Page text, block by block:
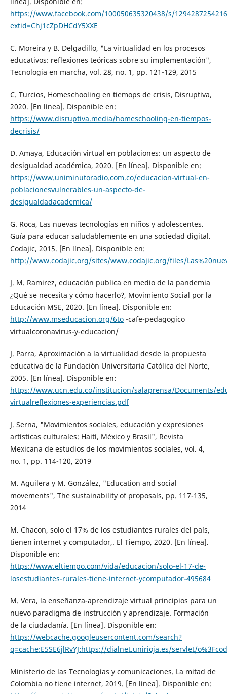
https://www.facebook.com/100050635320438/s/
extid=Chj1cZpDHCdY5XXE
C. Moreira y B. Delgadillo, "La virtualidad en los procesos
educativos: reflexiones teóricas sobre su implementación",
Tecnologia en marcha, vol. 28, no. 1, pp. 121-129, 2015
C. Turcios, Homeschooling en tiemops de crisis, Disruptiva,
2020. [En línea]. Disponible en:
https://www.disruptiva.media/homeschooling-en-tiempos-
decrisis/
D. Amaya, Educación virtual en poblaciones: un aspecto de
desigualdad académica, 2020. [En línea]. Disponible en:
https://www.uniminutoradio.com.co/educacion-virtual-en-
poblacionesvulnerables-un-aspecto-de-
desigualdadacademica/
G. Roca, Las nuevas tecnologías en niños y adolescentes.
Guía para educar saludablemente en una sociedad digital.
Codajic, 2015. [En línea]. Disponible en:
http://www.codajic.org/sites/www.codajic.org/files/
J. M. Ramirez, educación publica en medio de la pandemia
¿Qué se necesita y cómo hacerlo?, Movimiento Social por la
Educación MSE, 2020. [En línea]. Disponible en:
http://www.mseducacion.org/6to-cafe-pedagogico
virtualcoronavirus-y-educacion/
J. Parra, Aproximación a la virtualidad desde la propuesta
educativa de la Fundación Universitaria Católica del Norte,
2005. [En línea]. Disponible en:
https://www.ucn.edu.co/institucion/salaprensa/Documents/
virtualreflexiones-experiencias.pdf
J. Serna, "Movimientos sociales, educación y expresiones
artísticas culturales: Haití, México y Brasil", Revista
Mexicana de estudios de los movimientos sociales, vol. 4,
no. 1, pp. 114-120, 2019
M. Aguilera y M. González, "Education and social
movements", The sustainability of proposals, pp. 117-135,
2014
M. Chacon, solo el 17% de los estudiantes rurales del país,
tienen internet y computador,. El Tiempo, 2020. [En línea].
Disponible en:
https://www.eltiempo.com/vida/educacion/solo-el-17-de-
losestudiantes-rurales-tiene-internet-ycomputador-495684
M. Vera, la enseñanza-aprendizaje virtual principios para un
nuevo paradigma de instrucción y aprendizaje. Formación
de la ciudadanía. [En línea]. Disponible en:
https://webcache.googleusercontent.com/search?
q=cache:E5SE6jlRvYJ:https://dialnet.unirioja.es/servlet/
Ministerio de las Tecnologías y comunicaciones. La mitad de
Colombia no tiene internet, 2019. [En línea]. Disponible en: